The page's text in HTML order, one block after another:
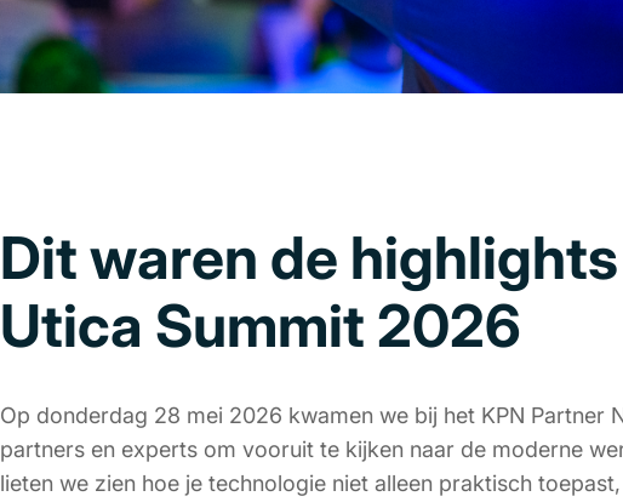
Dit waren de
Utica Summit 2026
Op donderdag 28 mei 2026 kwamen we bij het KPN Partner
partners en experts om vooruit te kijken naar de moderne
lieten we zien hoe je technologie niet alleen praktisch